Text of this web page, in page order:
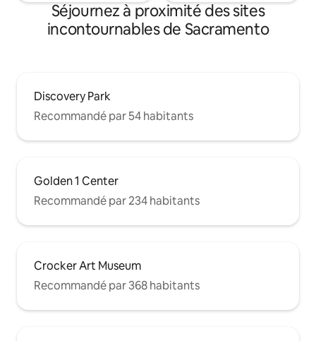
Séjournez à proximité des sites
incontournables de Sacramento
Discovery Park
Recommandé par 54 habitants
Golden 1 Center
Recommandé par 234 habitants
Crocker Art Museum
Recommandé par 368 habitants